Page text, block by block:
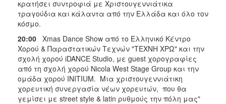
κρατήσει συντροφιά με Χριστουγεννιάτικα
τραγούδια και κάλαντα από την Ελλάδα και όλο τον
κόσμο.
20:00 Xmas Dance Show από το Ελληνικό Κέντρο
Χορού & Παραστατικών Τεχνών "ΤΕΧΝΗ ΧΡΩ" και την
σχολή χορού iDANCE Studio, με guest χορογραφίες
από τη σχολή χορού Nicola West Stage Group και την
ομάδα χορού INITIUM. Μια χριστουγεννιάτικη
χορευτική συνεργασία νέων χορευτών, που θα
γεμίσει με street style & latin ρυθμούς την πόλη μας"